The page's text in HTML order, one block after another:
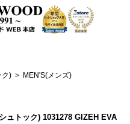
ク) > MEN'S(メンズ)
ュトック) 1031278 GIZEH EVA